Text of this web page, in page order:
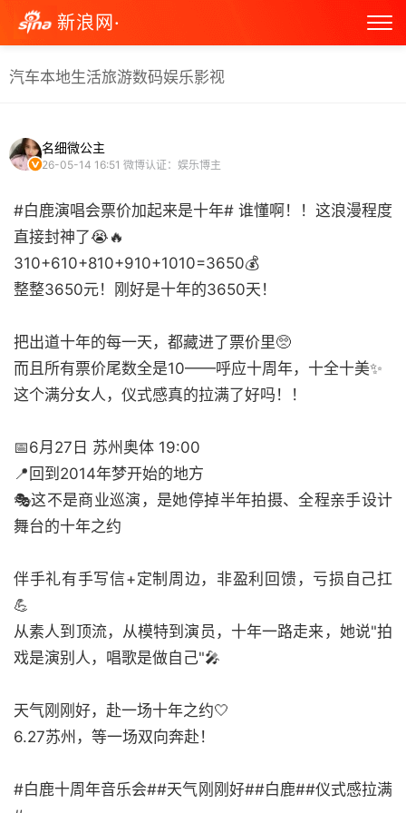
新浪网·
汽车本地生活旅游数码娱乐影视
名细微公主
26-05-14 16:51 微博认证：娱乐博主
#白鹿演唱会票价加起来是十年# 谁懂啊！！这浪漫程度
直接封神了😭🔥
310+610+810+910+1010=3650💰
整整3650元！刚好是十年的3650天！
把出道十年的每一天，都藏进了票价里🥺
而且所有票价尾数全是10——呼应十周年，十全十美✨
这个满分女人，仪式感真的拉满了好吗！！
📅6月27日 苏州奥体 19:00
📍回到2014年梦开始的地方
🎭这不是商业巡演，是她停掉半年拍摄、全程亲手设计
舞台的十年之约
伴手礼有手写信+定制周边，非盈利回馈，亏损自己扛
💪
从素人到顶流，从模特到演员，十年一路走来，她说"拍
戏是演别人，唱歌是做自己"🎤
天气刚刚好，赴一场十年之约🤍
6.27苏州，等一场双向奔赴！
#白鹿十周年音乐会##天气刚刚好##白鹿##仪式感拉满